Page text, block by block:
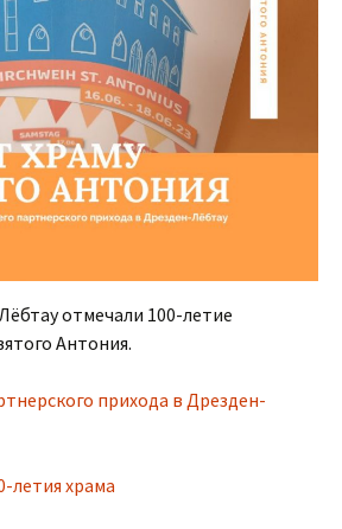
отмечали 100-летие
Антония.
прихода в Дрезден-
летия храма